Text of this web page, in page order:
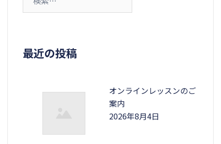
最近の投稿
オンラインレッスンのご
案内
2026年8月4日